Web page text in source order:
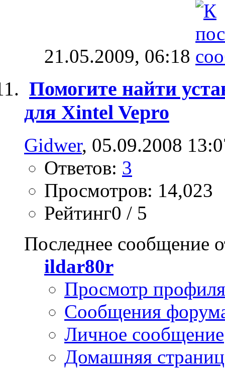
21.05.2009, 06:18
Помогите найти
для Xintel Vepro
Gidwer, 05.09.2008
Ответов: 3
Просмотров: 14,023
Рейтинг0 / 5
Последнее сообщение
ildar80r
Просмотр профиля
Сообщения
Личное сообщение
Домашняя